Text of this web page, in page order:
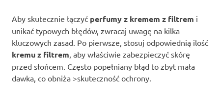
Aby skutecznie łączyć perfumy z kremem z filtrem i
unikać typowych błędów, zwracaj uwagę na kilka
kluczowych zasad. Po pierwsze, stosuj odpowiednią ilość
kremu z filtrem, aby właściwie zabezpieczyć skórę
przed słońcem. Często popełniany błąd to zbyt mała
dawka, co obniża >skuteczność ochrony.